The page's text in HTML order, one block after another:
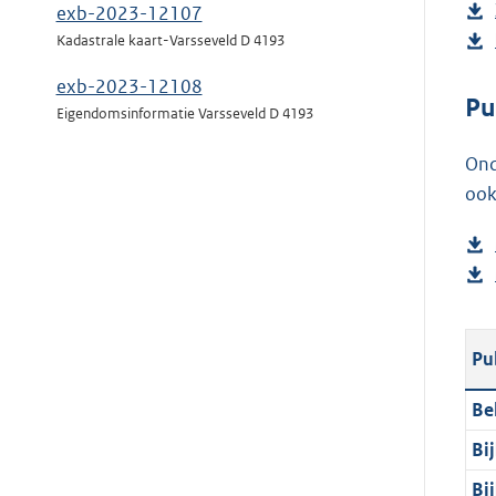
exb-2023-12107
Kadastrale kaart-Varsseveld D 4193
exb-2023-12108
Eigendomsinformatie Varsseveld D 4193